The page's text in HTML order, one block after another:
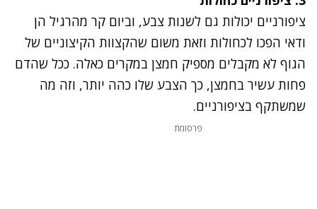
ציפורניים יכולות גם לשנות צבע, וביום קר מהרגיל הן
ודאי הפכו לכחולות וזאת משום שהקצוות הקיצוניים של
הגוף לא מקבלים מספיק חמצן במקרים כאלה. ככל שהדם
פחות עשיר בחמצן, כך הצבע שלו כהה יותר, וזה מה
שמשתקף בציפורניים.
פרסומת